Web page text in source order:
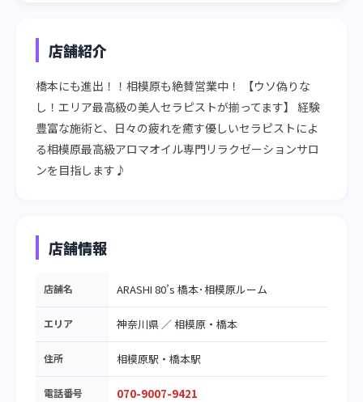
店舗紹介
橋本にも進出！！相模原も絶賛営業中！ 【ウソ偽りな
し！エリア最高級の美人セラピストが揃ってます】 経験
豊富な施術と、日々の疲れを癒す優しいセラピストによ
る相模原最高級アロマオイル専門リラクゼーションサロ
ンを目指します♪
店舗情報
店舗名 ARASHI 80’s 橋本･相模原ルーム
エリア 神奈川県 ／相模原・橋本
住所 相模原駅・橋本駅
電話番号 070-9007-9421